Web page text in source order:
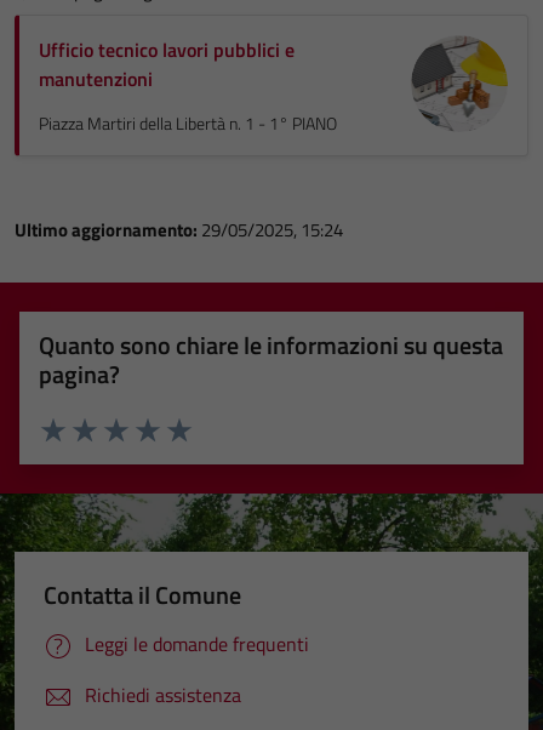
Ufficio tecnico lavori pubblici e
manutenzioni
Piazza Martiri della Libertà n. 1 - 1° PIANO
Ultimo aggiornamento: 29/05/2025, 15:24
Quanto sono chiare le informazioni su questa
pagina?
Valuta 5 stelle su 5
Valuta 4 stelle su 5
Valuta 3 stelle su 5
Valuta 2 stelle su 5
Valuta 1 stelle su 5
Contatta il Comune
Leggi le domande frequenti
Richiedi assistenza